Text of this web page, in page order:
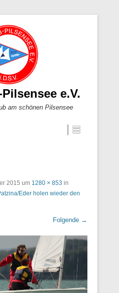
e.V.
am schönen Pilsensee
2015 um 1280 × 853 in
Eder holen wieder den
Folgende →